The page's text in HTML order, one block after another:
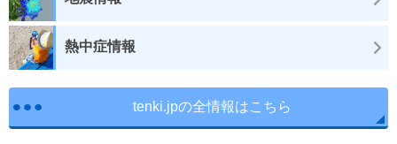
熱中症情報
tenki.jpの全情報はこちら